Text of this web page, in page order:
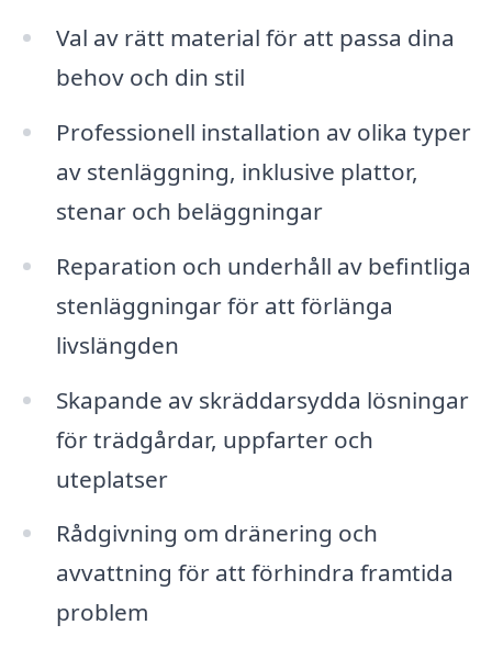
Val av rätt material för att passa dina
behov och din stil
Professionell installation av olika typer
av stenläggning, inklusive plattor,
stenar och beläggningar
Reparation och underhåll av befintliga
stenläggningar för att förlänga
livslängden
Skapande av skräddarsydda lösningar
för trädgårdar, uppfarter och
uteplatser
Rådgivning om dränering och
avvattning för att förhindra framtida
problem